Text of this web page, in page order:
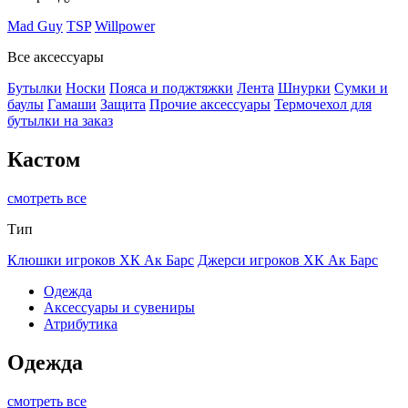
Mad Guy TSP Willpower
Все аксессуары
Бутылки Носки Пояса и поджтяжки Лента Шнурки Сумки и
баулы Гамаши Защита Прочие аксессуары Термочехол для
бутылки на заказ
Кастом
смотреть все
Тип
Клюшки игроков ХК Ак Барс Джерси игроков ХК Ак Барс
Одежда
Аксессуары и сувениры
Атрибутика
Одежда
смотреть все